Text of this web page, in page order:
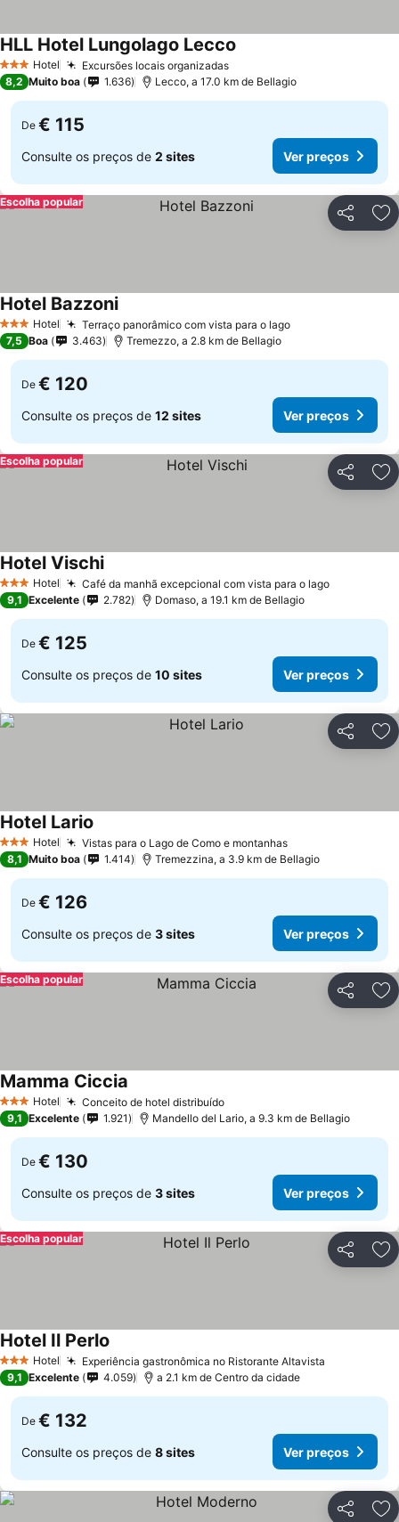
3 EstrelasHotel Excursões locais organizadasVer preços
HLL Hotel Lungolago Lecco
8,2 Muito boa 1.636 Lecco, a 17.0 km de Bellagio
De € 115
Consulte os preços de 2 sites Ver preços
Partilhar
Escolha popular
3 EstrelasHotel Terraço panorâmico com vista para o lagoVer preços
Hotel BazzoniVer preços
7,5 Boa 3.463 Tremezzo, a 2.8 km de Bellagio
De € 120
Consulte os preços de 12 sites Ver preços
Partilhar
Escolha popular
3 EstrelasHotel Café da manhã excepcional com vista para o lagoVer
Hotel VischiVer preços
9,1 Excelente 2.782 Domaso, a 19.1 km de Bellagio
De € 125
Consulte os preços de 10 sites Ver preços
Partilhar
3 EstrelasHotel Vistas para o Lago de Como e montanhasVer preços
Hotel Lario
8,1 Muito boa 1.414 Tremezzina, a 3.9 km de Bellagio
De € 126
Consulte os preços de 3 sites Ver preços
Partilhar
Escolha popular
3 EstrelasHotel Conceito de hotel distribuídoVer preços
Mamma Ciccia
9,1 Excelente 1.921 Mandello del Lario, a 9.3 km de Bellagio
De € 130
Consulte os preços de 3 sites Ver preços
Partilhar
Escolha popular
3 EstrelasHotel Experiência gastronômica no Ristorante Altavista
Hotel Il Perlo
9,1 Excelente 4.059 a 2.1 km de Centro da cidade
De € 132
Consulte os preços de 8 sites Ver preços
Partilhar